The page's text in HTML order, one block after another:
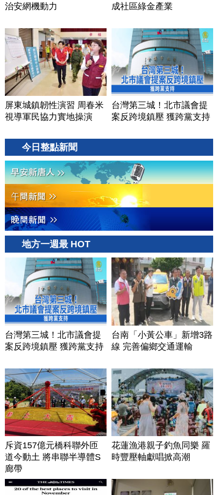
治安網機動力
成社區綠金產業
屏東城鎮韌性演習 周春米
視導軍民協力實地操演
台灣第三城！北市議會提
案反跨境鎮壓 獲跨黨支持
今日整點新聞
地方一週最 HOT
台灣第三城！北市議會提
案反跨境鎮壓 獲跨黨支持
台南「小黃公車」新增3路
線 完善偏鄉交通運輸
斥資157億元橋科聯外匝
道今動土 將串聯半導體S
廊帶
花蓮漁港親子釣魚同樂 羅
時豐壓軸獻唱掀高潮